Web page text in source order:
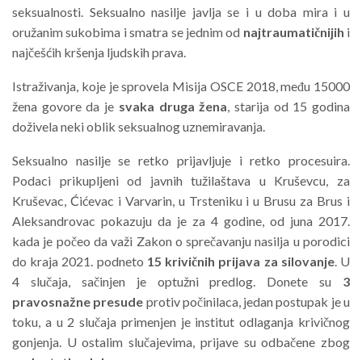
seksualnosti. Seksualno nasilje javlja se i u doba mira i u
oružanim sukobima i smatra se jednim od najtraumatičnijih i
najčešćih kršenja ljudskih prava.
Istraživanja, koje je sprovela Misija OSCE 2018, među 15000
žena govore da je svaka druga žena , starija od 15 godina
doživela neki oblik seksualnog uznemiravanja.
Seksualno nasilje se retko prijavljuje i retko procesuira.
Podaci prikupljeni od javnih tužilaštava u Kruševcu, za
Kruševac, Ćićevac i Varvarin, u Trsteniku i u Brusu za Brus i
Aleksandrovac pokazuju da je za 4 godine, od juna 2017.
kada je počeo da važi Zakon o sprečavanju nasilja u porodici
do kraja 2021. podneto 15 krivičnih prijava za silovanje. U
4 slučaja, sačinjen je optužni predlog. Donete su 3
pravosnažne presude protiv počinilaca, jedan postupak je u
toku, a u 2 slučaja primenjen je institut odlaganja krivičnog
gonjenja. U ostalim slučajevima, prijave su odbačene zbog